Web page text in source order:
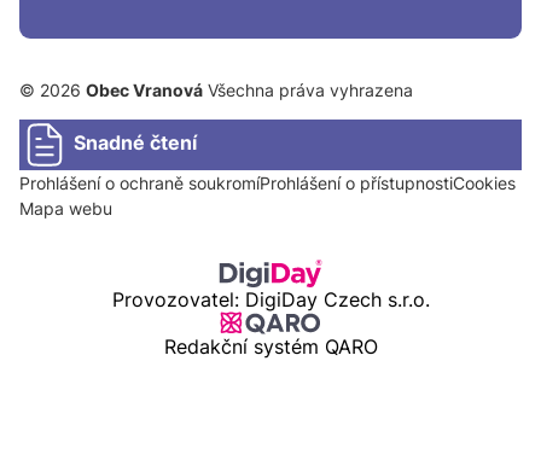
© 2026 Obec Vranová Všechna práva vyhrazena
Snadné čtení
Prohlášení o ochraně soukromíProhlášení o přístupnostiCookies
Mapa webu
Provozovatel: DigiDay Czech s.r.o.
Redakční systém QARO